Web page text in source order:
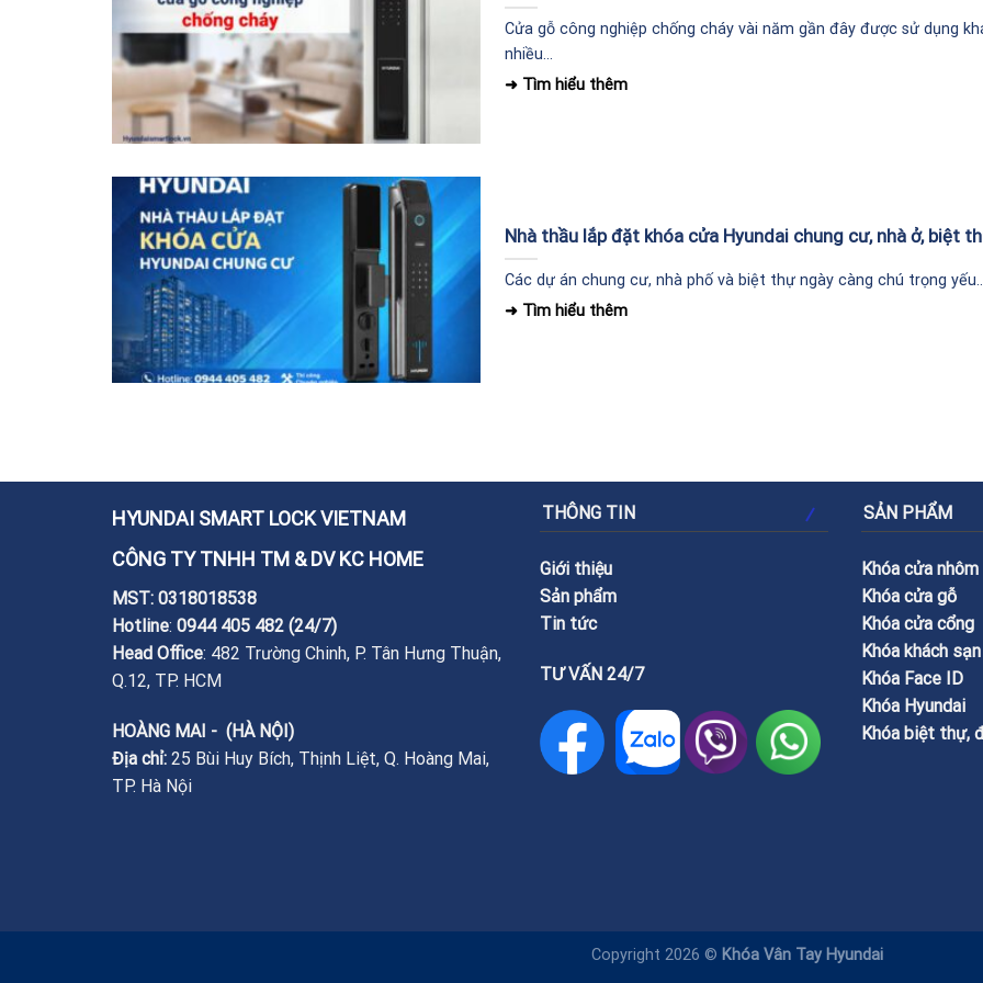
Cửa gỗ công nghiệp chống cháy vài năm gần đây được sử dụng
nhiều...
Nhà thầu lắp đặt khóa cửa Hyundai chung cư, nhà ở, biệt
Các dự án chung cư, nhà phố và biệt thự ngày càng chú trọng
HYUNDAI SMART LOCK VIETNAM
CÔNG TY TNHH TM & DV KC HOME
MST: 0318018538
Hotline: 0944 405 482 (24/7)
Head Office: 482 Trường Chinh, P. Tân Hưng Thuận,
Q.12, TP. HCM
HOÀNG MAI - (HÀ NỘI)
Địa chỉ: 25 Bùi Huy Bích, Thịnh Liệt, Q. Hoàng Mai,
TP. Hà Nội
THÔNG TIN
Giới thiệu
Sản phẩm
Tin tức
TƯ VẤN 24/7
SẢN PHẨM
Khóa cửa nhôm
Khóa cửa gỗ
Khóa cửa cổng
Khóa khách sạn
Khóa Face ID
Khóa Hyundai
Khóa biệt thự,
Copyright 2026 © Khóa Vân Tay Hyundai